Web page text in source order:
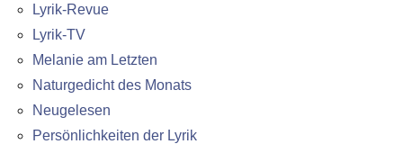
Lyrik-Revue
Lyrik-TV
Melanie am Letzten
Naturgedicht des Monats
Neugelesen
Persönlichkeiten der Lyrik